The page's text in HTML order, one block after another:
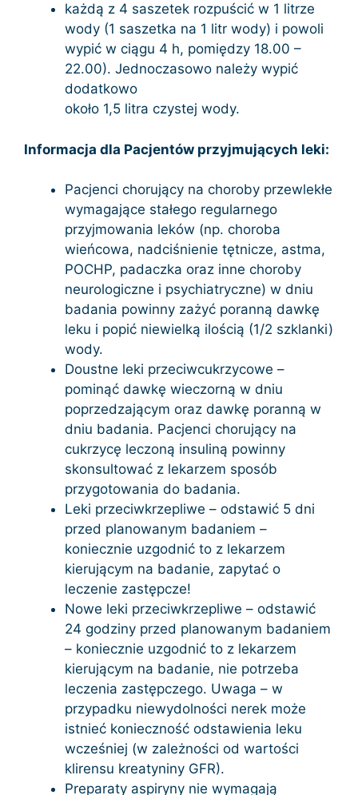
każdą z 4 saszetek rozpuścić w 1 litrze
wody (1 saszetka na 1 litr wody) i powoli
wypić w ciągu 4 h, pomiędzy 18.00 –
22.00). Jednoczasowo należy wypić
dodatkowo
około 1,5 litra czystej wody.
Informacja dla Pacjentów przyjmujących leki:
Pacjenci chorujący na choroby przewlekłe
wymagające stałego regularnego
przyjmowania leków (np. choroba
wieńcowa, nadciśnienie tętnicze, astma,
POCHP, padaczka oraz inne choroby
neurologiczne i psychiatryczne) w dniu
badania powinny zażyć poranną dawkę
leku i popić niewielką ilością (1/2 szklanki)
wody.
Doustne leki przeciwcukrzycowe –
pominąć dawkę wieczorną w dniu
poprzedzającym oraz dawkę poranną w
dniu badania. Pacjenci chorujący na
cukrzycę leczoną insuliną powinny
skonsultować z lekarzem sposób
przygotowania do badania.
Leki przeciwkrzepliwe – odstawić 5 dni
przed planowanym badaniem –
koniecznie uzgodnić to z lekarzem
kierującym na badanie, zapytać o
leczenie zastępcze!
Nowe leki przeciwkrzepliwe – odstawić
24 godziny przed planowanym badaniem
– koniecznie uzgodnić to z lekarzem
kierującym na badanie, nie potrzeba
leczenia zastępczego. Uwaga – w
przypadku niewydolności nerek może
istnieć konieczność odstawienia leku
wcześniej (w zależności od wartości
klirensu kreatyniny GFR).
Preparaty aspiryny nie wymagają